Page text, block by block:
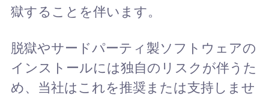
獄することを伴います。
脱獄やサードパーティ製ソフトウェアの
インストールには独自のリスクが伴うた
め、当社はこれを推奨または支持しませ